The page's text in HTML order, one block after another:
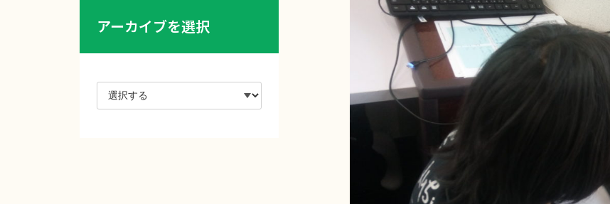
アーカイブを選択